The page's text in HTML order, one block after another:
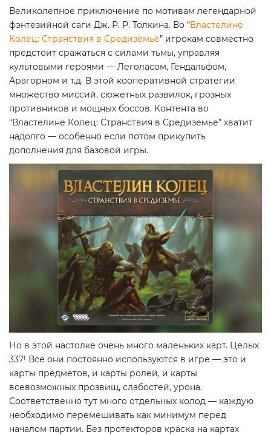
Великолепное приключение по мотивам легендарной
фэнтезийной саги Дж. Р. Р. Толкина. Во “Властелине
Колец: Странствия в Средиземье” игрокам совместно
предстоит сражаться с силами тьмы, управляя
культовыми героями — Леголасом, Гендальфом,
Арагорном и т.д. В этой кооперативной стратегии
множество миссий, сюжетных развилок, грозных
противников и мощных боссов. Контента во
“Властелине Колец: Странствия в Средиземье” хватит
надолго — особенно если потом прикупить
дополнения для базовой игры.
Но в этой настолке очень много маленьких карт. Целых
337! Все они постоянно используются в игре — это и
карты предметов, и карты ролей, и карты
всевозможных прозвищ, слабостей, урона.
Соответственно тут много отдельных колод — каждую
необходимо перемешивать как минимум перед
началом партии. Без протекторов краска на картах